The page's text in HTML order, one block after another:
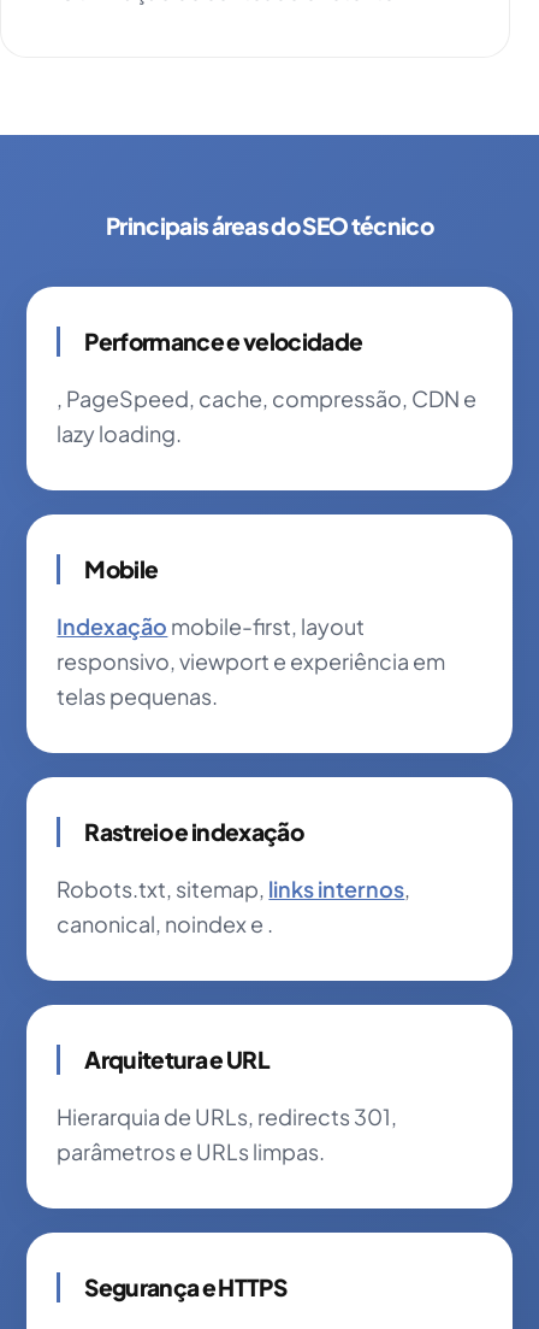
Principais áreas do SEO técnico
Performance e velocidade
, PageSpeed, cache, compressão, CDN e
lazy loading.
Mobile
Indexação mobile-first, layout
responsivo, viewport e experiência em
telas pequenas.
Rastreio e indexação
Robots.txt, sitemap, links internos,
canonical, noindex e .
Arquitetura e URL
Hierarquia de URLs, redirects 301,
parâmetros e URLs limpas.
Segurança e HTTPS